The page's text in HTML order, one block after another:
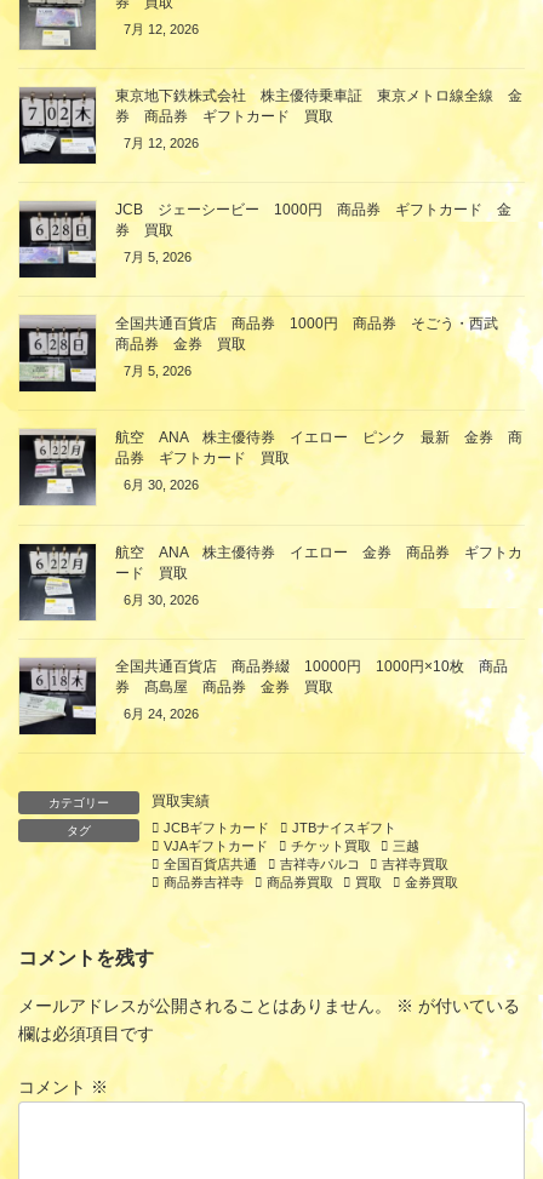
7月 12, 2026
東京地下鉄株式会社 株主優待乗車証 東京メトロ線全線 金
券 商品券 ギフトカード 買取
7月 12, 2026
JCB ジェーシービー 1000円 商品券 ギフトカード 金
券 買取
7月 5, 2026
全国共通百貨店 商品券 1000円 商品券 そごう・西武
商品券 金券 買取
7月 5, 2026
航空 ANA 株主優待券 イエロー ピンク 最新 金券 商
品券 ギフトカード 買取
6月 30, 2026
航空 ANA 株主優待券 イエロー 金券 商品券 ギフトカ
ード 買取
6月 30, 2026
全国共通百貨店 商品券綴 10000円 1000円×10枚 商品
券 髙島屋 商品券 金券 買取
6月 24, 2026
カテゴリー 買取実績
タグ JCBギフトカード
JTBナイスギフト
VJAギフトカード
チケット買取
三越
全国百貨店共通
吉祥寺パルコ
吉祥寺買取
商品券吉祥寺
商品券買取 買取 金券買取
コメントを残す
メールアドレスが公開されることはありません。 ※ が付いている
欄は必須項目です
コメント ※